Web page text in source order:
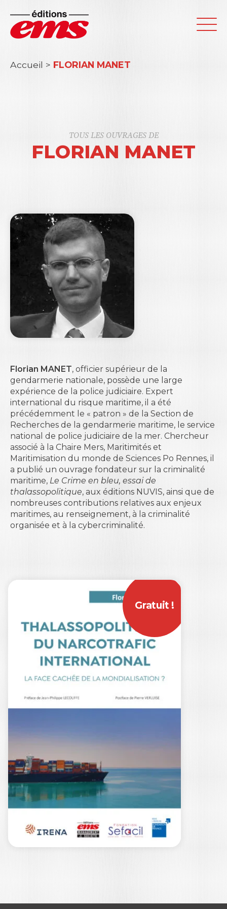
Accueil > FLORIAN MANET
TOUS LES OUVRAGES DE
FLORIAN MANET
Florian MANET, officier supérieur de la
gendarmerie nationale, possède une large
expérience de la police judiciaire. Expert
international du risque maritime, il a été
précédemment le « patron » de la Section de
Recherches de la gendarmerie maritime, le service
national de police judiciaire de la mer. Chercheur
associé à la Chaire Mers, Maritimités et
Maritimisation du monde de Sciences Po Rennes, il
a publié un ouvrage fondateur sur la criminalité
maritime, Le Crime en bleu, essai de
thalassopolitique, aux éditions NUVIS, ainsi que de
nombreuses contributions relatives aux enjeux
maritimes, au renseignement, à la criminalité
organisée et à la cybercriminalité.
Gratuit !